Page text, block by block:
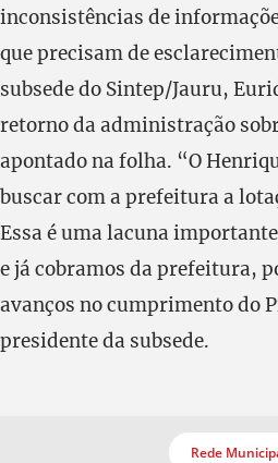
inconsistências de
que precisam de
subsede do Sintep/Jauru,
retorno da administração
apontado na folha. “O
buscar com a prefeitura a
Essa é uma lacuna
e já cobramos da prefeitura,
avanços no cumprimento do
presidente da subsede.
Rede